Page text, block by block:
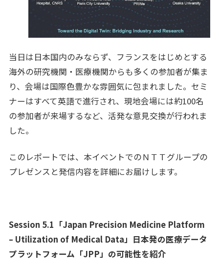
当日は日本国内のみならず、フランスをはじめとする
海外の研究機関・医療機関からも多くの参加者が集ま
り、会場は国際色豊かな雰囲気に包まれました。セミ
ナーはすべて英語で進行され、現地会場には約100名
の参加者が来場するなど、活発な意見交換が行われま
した。
このレポートでは、本イベントでのＮＴＴグループの
プレゼンスと発信内容を詳細にお届けします。
Session 5.1「Japan Precision Medicine Platform
– Utilization of Medical Data」日本発の医療データ
プラットフォーム「JPP」の可能性を紹介